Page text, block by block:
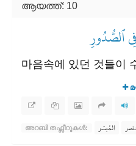
ആയത്ത്: 10
ٱلصُّدُورِ
마음속에 있던 것들이
അറബി തഫ്സീറുകൾ: المُيسَّر